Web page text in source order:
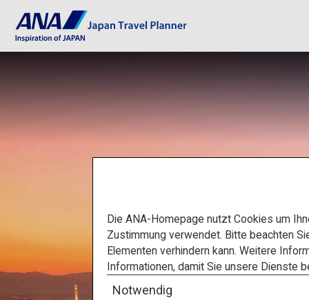
Die ANA-Homepage nutzt Cookies um
Zustimmung verwendet. Bitte beachten
Elementen verhindern kann. Weitere
Informationen, damit Sie unsere Dienste
Notwendig